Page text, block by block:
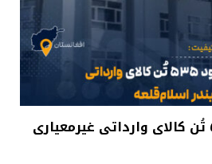
جلوگیری از ورود ۵۳۵ تُن کالای وارداتی غیرمعیاری